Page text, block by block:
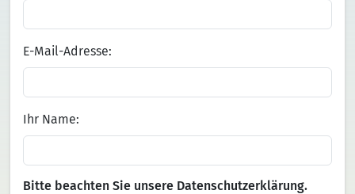
E-Mail-Adresse:
Ihr Name:
Bitte beachten Sie unsere Datenschutzerklärung.